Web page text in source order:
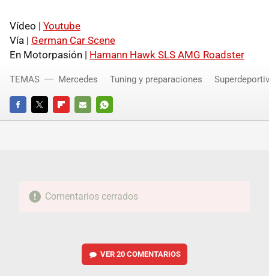
Vídeo | Youtube
Vía | German Car Scene
En Motorpasión | Hamann Hawk SLS AMG Roadster
FACEBOOKTWITTERFLIPBOARD
E-
WHATSAPP
TEMAS Mercedes Tuning y preparaciones
Comentarios cerrados
VER 20 COMENTARIOS